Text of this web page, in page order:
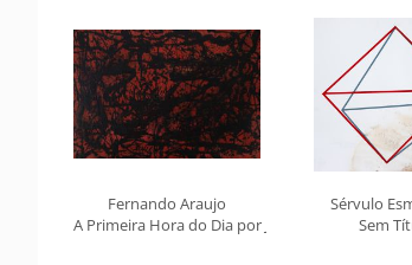
Fernando Araujo
A Primeira Hora do Dia por Jacob
Sérvulo
Sem